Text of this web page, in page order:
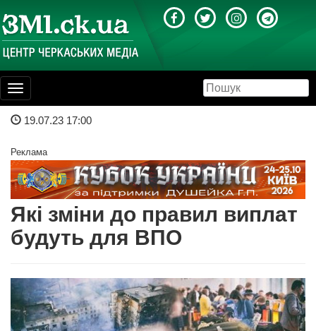
Toggle
navigation
19.07.23 17:00
Реклама
Які зміни до правил виплат
будуть для ВПО